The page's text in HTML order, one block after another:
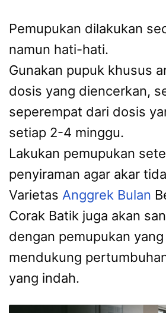
Pemupukan dilakukan
namun hati-hati.
Gunakan pupuk khusus
dosis yang diencerkan,
seperempat dari dosis
setiap 2-4 minggu.
Lakukan pemupukan
penyiraman agar akar
Varietas Anggrek Bulan
Corak Batik juga akan
dengan pemupukan
mendukung
yang indah.